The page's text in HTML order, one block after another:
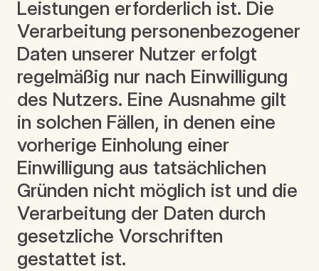
Leistungen erforderlich ist. Die
Verarbeitung personenbezogener
Daten unserer Nutzer erfolgt
regelmäßig nur nach Einwilligung
des Nutzers. Eine Ausnahme gilt
in solchen Fällen, in denen eine
vorherige Einholung einer
Einwilligung aus tatsächlichen
Gründen nicht möglich ist und die
Verarbeitung der Daten durch
gesetzliche Vorschriften
gestattet ist.